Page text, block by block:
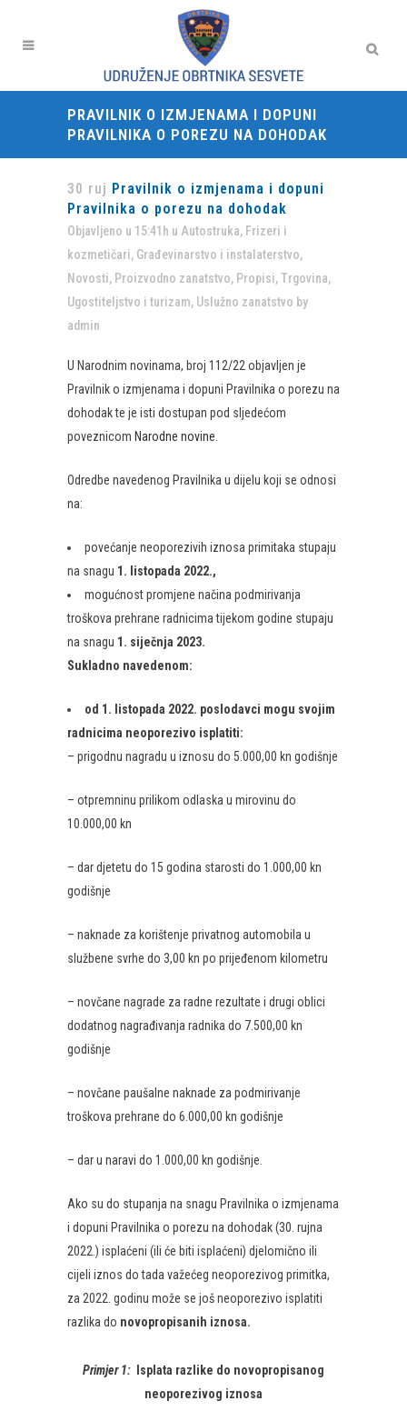
PRAVILNIK O IZMJENAMA I DOPUNI
PRAVILNIKA O POREZU NA DOHODAK
30 ruj Pravilnik o izmjenama i dopuni
Pravilnika o porezu na dohodak
Objavljeno u 15:41h u Autostruka, Frizeri i
kozmetičari, Građevinarstvo i instalaterstvo,
Novosti, Proizvodno zanatstvo, Propisi,Trgovina,
Ugostiteljstvo i turizam, Uslužno zanatstvo by
admin
​U Narodnim novinama, broj 112/22 objavljen je
Pravilnik o izmjenama i dopuni Pravilnika o porezu na
dohodak te je isti dostupan pod sljedećom
poveznicom Narodne novine.
Odredbe navedenog Pravilnika u dijelu koji se odnosi
na:
​povećanje neoporezivih iznosa primitaka stupaju
na snagu 1. listopada 2022.,
mogućnost promjene načina podmirivanja
troškova prehrane radnicima tijekom godine stupaju
na snagu 1. siječnja 2023.
Sukladno navedenom:
​od 1. listopada 2022. poslodavci mogu svojim
radnicima neoporezivo isplatiti:​
– prigodnu nagradu u iznosu do 5.000,00 kn godišnje
– otpremninu prilikom odlaska u mirovinu do
10.000,00 kn
– dar djetetu do 15 godina starosti do 1.000,00 kn
godišnje
– naknade za korištenje privatnog automobila u
službene svrhe do 3,00 kn po prijeđenom kilometru
– novčane nagrade za radne rezultate i drugi oblici
dodatnog nagrađivanja radnika do 7.500,00 kn
godišnje
– novčane paušalne naknade za podmirivanje
troškova prehrane do 6.000,00 kn godišnje
– dar u naravi do 1.000,00 kn godišnje.
Ako su do stupanja na snagu Pravilnika o izmjenama
i dopuni Pravilnika o porezu na dohodak (30. rujna
2022.) isplaćeni (ili će biti isplaćeni) djelomično ili
cijeli iznos do tada važećeg neoporezivog primitka,
za 2022. godinu može se još neoporezivo isplatiti
razlika do novopropisanih iznosa.
Primjer 1:
Isplata razlike do novopropisanog
neoporezivog iznosa